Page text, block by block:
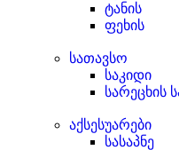
ტანის
ფეხის
სათავსო
საკიდი
სარეცხის
აქსესუარები
სასაპნე